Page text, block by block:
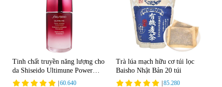
Tinh chất truyền năng lượng cho
da Shiseido Ultimune Power
75ml
60.640
Trà lúa mạch hữu cơ túi lọc
Baisho Nhật Bản 20 túi
85.280